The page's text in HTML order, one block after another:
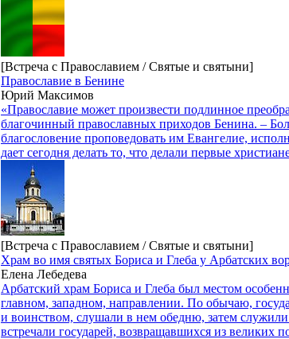
[Встреча с Православием / Святые и святыни]
Православие в Бенине
Юрий Максимов
«Православие может произвести подлинное
благочинный православных приходов Бенина. –
благословение проповедовать им Евангелие,
дает сегодня делать то, что делали первые
[Встреча с Православием / Святые и святыни]
Храм во имя святых Бориса и Глеба у Арбатских
Елена Лебедева
Арбатский храм Бориса и Глеба был местом
главном, западном, направлении. По обычаю,
и воинством, слушали в нем обедню, затем
встречали государей, возвращавшихся из великих